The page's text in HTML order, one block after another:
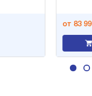
от 83